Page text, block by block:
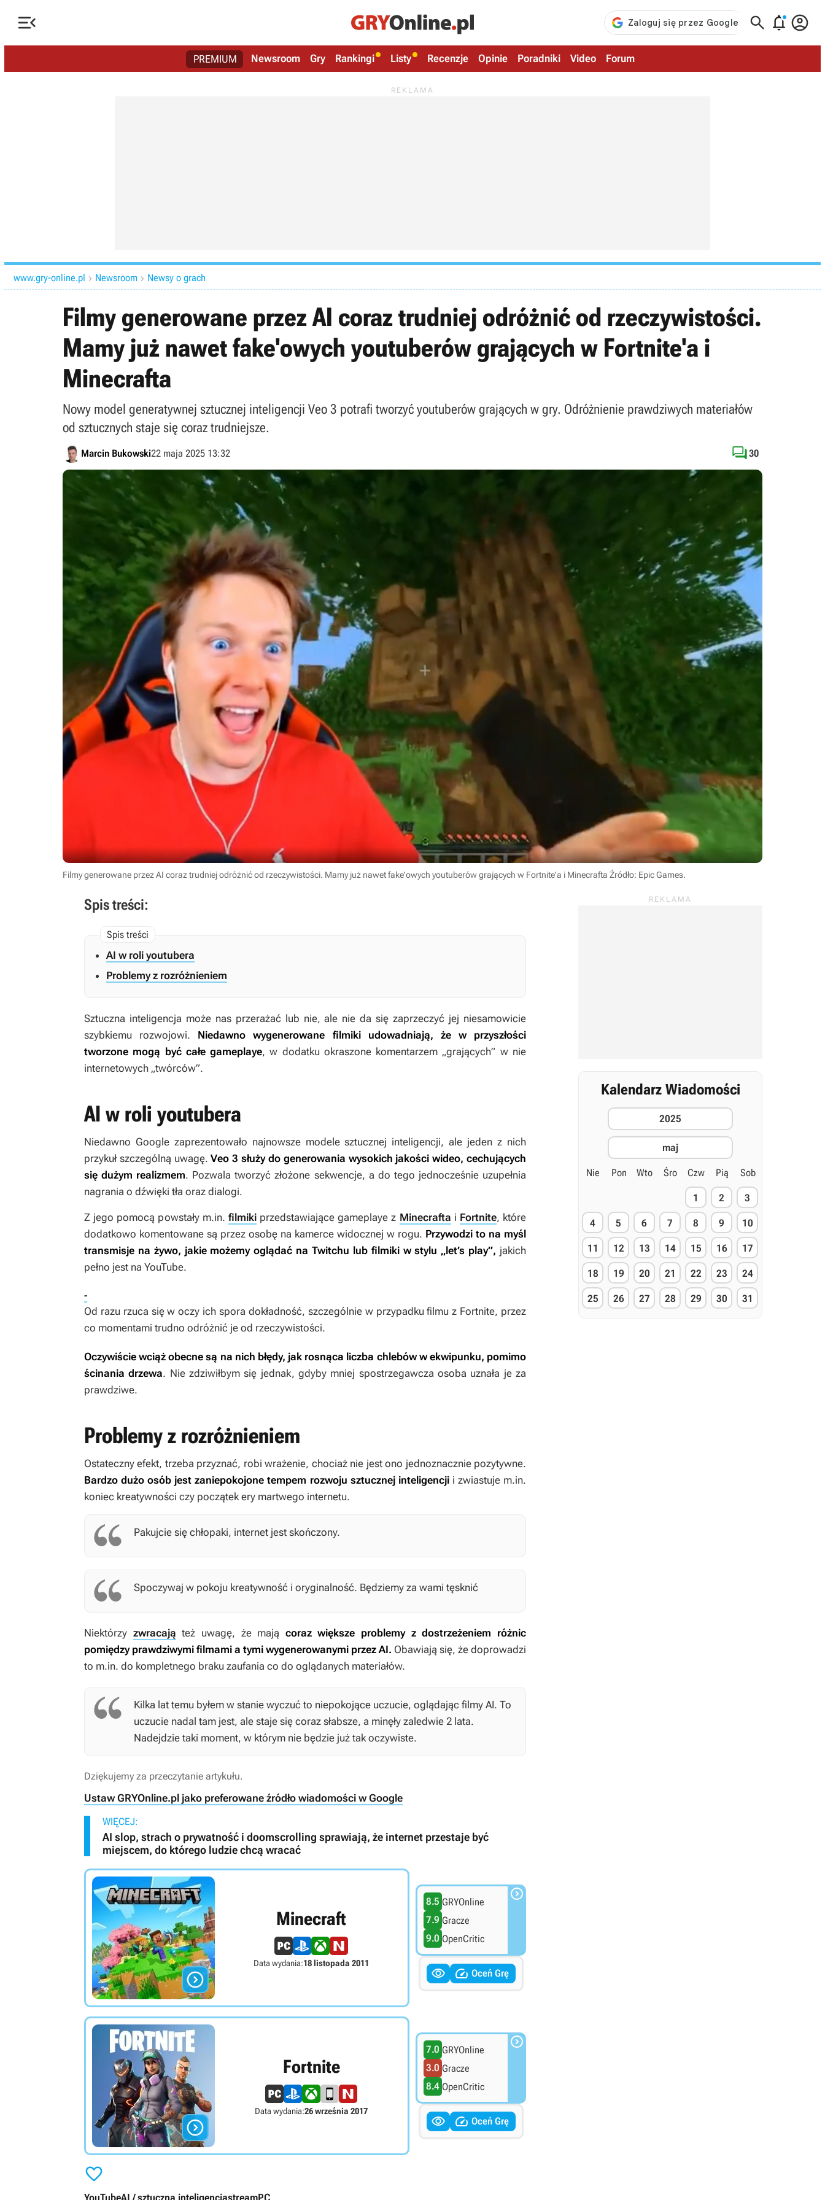
   
PREMIUM Newsroom Gry Rankingi Listy Recenzje Opinie Poradniki Video Forum
www.gry-online.pl  Newsroom  Newsy o grach
Filmy generowane przez AI coraz trudniej odróżnić od rzeczywistości.
Mamy już nawet fake'owych youtuberów grających w Fortnite'a i
Minecrafta
Nowy model generatywnej sztucznej inteligencji Veo 3 potrafi tworzyć youtuberów grających w gry. Odróżnienie prawdziwych materiałów
od sztucznych staje się coraz trudniejsze.
Marcin Bukowski22 maja 2025 13:32 30
Filmy generowane przez AI coraz trudniej odróżnić od rzeczywistości. Mamy już nawet fake'owych youtuberów grających w Fortnite'a i Minecrafta Źródło: Epic Games.
Spis treści:
AI w roli youtubera
Problemy z rozróżnieniem
Sztuczna inteligencja może nas przerażać lub nie, ale nie da się zaprzeczyć jej niesamowicie
szybkiemu rozwojowi. Niedawno wygenerowane filmiki udowadniają, że w przyszłości
tworzone mogą być całe gameplaye, w dodatku okraszone komentarzem „grających” w nie
internetowych „twórców”.
AI w roli youtubera
Niedawno Google zaprezentowało najnowsze modele sztucznej inteligencji, ale jeden z nich
przykuł szczególną uwagę.Veo 3 służy do generowania wysokich jakości wideo, cechujących
się dużym realizmem. Pozwala tworzyć złożone sekwencje, a do tego jednocześnie uzupełnia
nagrania o dźwięki tła oraz dialogi.
Z jego pomocą powstały m.in. filmikiprzedstawiające gameplaye z Minecrafta i Fortnite, które
dodatkowo komentowane są przez osobę na kamerce widocznej w rogu. Przywodzi to na myśl
transmisje na żywo, jakie możemy oglądać na Twitchu lub filmiki w stylu „let’s play”, jakich
pełno jest na YouTube.
-
Od razu rzuca się w oczy ich spora dokładność, szczególnie w przypadku filmu z Fortnite, przez
co momentami trudno odróżnić je od rzeczywistości.
Oczywiście wciąż obecne są na nich błędy, jak rosnąca liczba chlebów w ekwipunku, pomimo
ścinania drzewa. Nie zdziwiłbym się jednak, gdyby mniej spostrzegawcza osoba uznała je za
prawdziwe.
Problemy z rozróżnieniem
Ostateczny efekt, trzeba przyznać, robi wrażenie, chociaż nie jest ono jednoznacznie pozytywne.
Bardzo dużo osób jest zaniepokojone tempem rozwoju sztucznej inteligencjii zwiastuje m.in.
koniec kreatywności czy początek ery martwego internetu.
Pakujcie się chłopaki, internet jest skończony.
Spoczywaj w pokoju kreatywność i oryginalność. Będziemy za wami tęsknić
Niektórzy zwracają też uwagę, że mają coraz większe problemy z dostrzeżeniem różnic
pomiędzy prawdziwymi filmami a tymi wygenerowanymi przez AI. Obawiają się, że doprowadzi
to m.in. do kompletnego braku zaufania co do oglądanych materiałów.
Kilka lat temu byłem w stanie wyczuć to niepokojące uczucie, oglądając filmy AI. To
uczucie nadal tam jest, ale staje się coraz słabsze, a minęły zaledwie 2 lata.
Nadejdzie taki moment, w którym nie będzie już tak oczywiste.
Dziękujemy za przeczytanie artykułu.
Ustaw GRYOnline.pl jako preferowane źródło wiadomości w Google
WIĘCEJ:
AI slop, strach o prywatność i doomscrolling sprawiają, że internet przestaje być
miejscem, do którego ludzie chcą wracać

Minecraft
Data wydania:18 listopada 2011
8.5 GRYOnline
7.9 Gracze
9.0 OpenCritic

  Oceń Grę

Fortnite
Data wydania:26 września 2017
7.0 GRYOnline
3.0 Gracze
8.4 OpenCritic

  Oceń Grę

Kalendarz Wiadomości
2025
maj
Nie Pon Wto Śro Czw Pią Sob
1 2 3
4 5 6 7 8 9 10
11 12 13 14 15 16 17
18 19 20 21 22 23 24
25 26 27 28 29 30 31